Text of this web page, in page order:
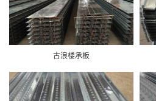
古浪楼承板